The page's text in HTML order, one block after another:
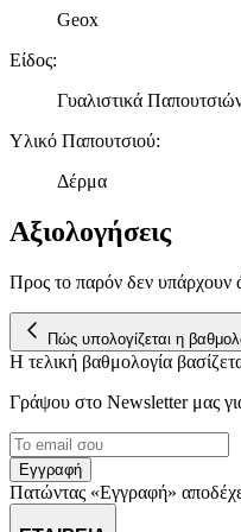
Geox
Είδος:
Γυαλιστικά
Υλικό Παπουτσιού:
Δέρμα
Αξιολογήσεις
Προς το παρόν δεν υπάρχουν
Πώς υπολογίζεται η
Η τελική βαθμολογία
Γράψου στο Νewsletter μας
Εγγραφή
Πατώντας «Εγγραφή»